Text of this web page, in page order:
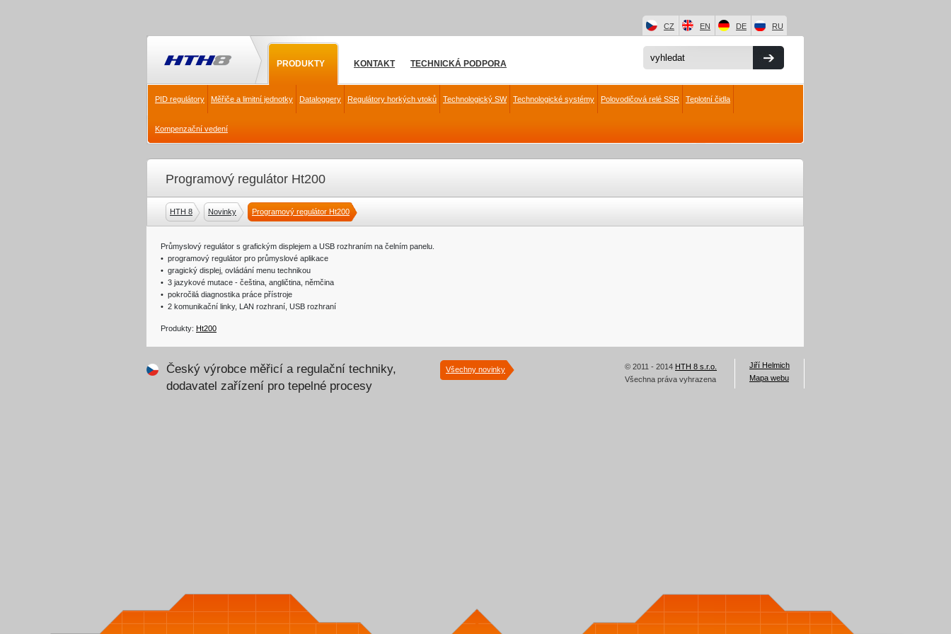
PRODUKTY KONTAKT TECHNICKÁ PODPORA
PID regulátory Měřiče a limitní jednotky Dataloggery Regulátory horkých vtoků Technologický SW Technologické systémy Polovodičová relé SSR Teplotní čidla
Kompenzační vedení
CZ EN DE RU
Programový regulátor Ht200
HTH 8 Novinky Programový regulátor Ht200
Průmyslový regulátor s grafickým displejem a USB rozhraním na čelním panelu.
• programový regulátor pro průmyslové aplikace
• gragický displej, ovládání menu technikou
• 3 jazykové mutace - čeština, angličtina, němčina
• pokročilá diagnostika práce přístroje
• 2 komunikační linky, LAN rozhraní, USB rozhraní
Produkty: Ht200
Český výrobce měřicí a regulační techniky,
dodavatel zařízení pro tepelné procesy
Všechny novinky
Jiří Helmich
Mapa webu
© 2011 - 2014 HTH 8 s.r.o.
Všechna práva vyhrazena